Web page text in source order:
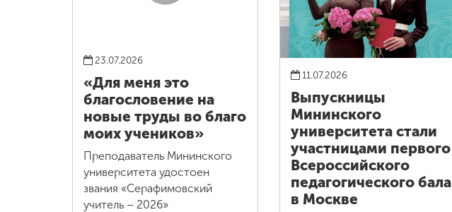
23.07.2026
«Для меня это
благословение на
новые труды во благо
моих учеников»
Преподаватель Мининского
университета удостоен
звания «Серафимовский
учитель – 2026»
11.07.2026
Выпускницы
Мининского
университета стали
участницами первого
Всероссийского
педагогического бала
в Москве